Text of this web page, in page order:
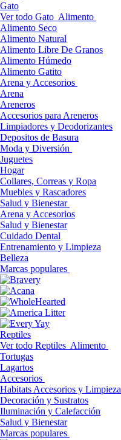
Gato
Ver todo Gato Alimento
Alimento Seco
Alimento Natural
Alimento Libre De Granos
Alimento Húmedo
Alimento Gatito
Arena y Accesorios
Arena
Areneros
Accesorios para Areneros
Limpiadores y Deodorizantes
Depositos de Basura
Moda y Diversión
Juguetes
Hogar
Collares, Correas y Ropa
Muebles y Rascadores
Salud y Bienestar
Arena y Accesorios
Salud y Bienestar
Cuidado Dental
Entrenamiento y Limpieza
Belleza
Marcas populares
Reptiles
Ver todo Reptiles Alimento
Tortugas
Lagartos
Accesorios
Habitats Accesorios y Limpieza
Decoración y Sustratos
Iluminación y Calefacción
Salud y Bienestar
Marcas populares